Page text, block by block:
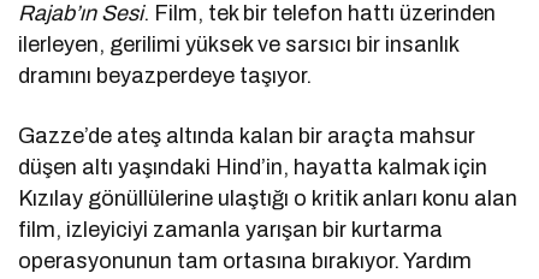
Rajab’ın Sesi. Film, tek bir telefon hattı üzerinden
ilerleyen, gerilimi yüksek ve sarsıcı bir insanlık
dramını beyazperdeye taşıyor.
Gazze’de ateş altında kalan bir araçta mahsur
düşen altı yaşındaki Hind’in, hayatta kalmak için
Kızılay gönüllülerine ulaştığı o kritik anları konu alan
film, izleyiciyi zamanla yarışan bir kurtarma
operasyonunun tam ortasına bırakıyor. Yardım